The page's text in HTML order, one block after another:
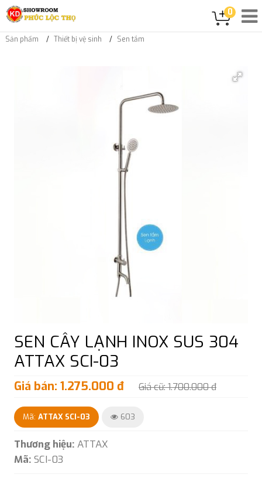
0
Sản phẩm Thiết bị vệ sinh Sen tắm
SEN CÂY LẠNH INOX SUS 304
ATTAX SCI-03
Giá bán: 1.275.000 đ Giá cũ: 1.700.000 đ
Mã: ATTAX SCI-03 603
Thương hiệu: ATTAX
Mã: SCI-03